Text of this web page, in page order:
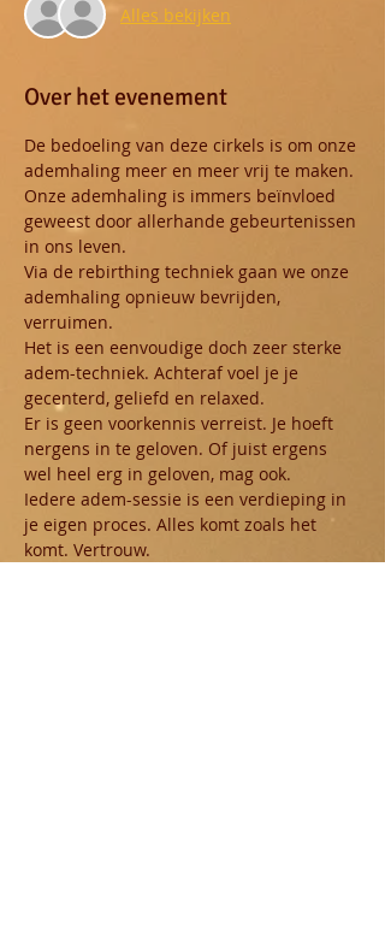
Alles bekijken
Over het evenement
De bedoeling van deze cirkels is om onze
ademhaling meer en meer vrij te maken.
Onze ademhaling is immers beïnvloed
geweest door allerhande gebeurtenissen
in ons leven.
Via de rebirthing techniek gaan we onze
ademhaling opnieuw bevrijden,
verruimen.
Het is een eenvoudige doch zeer sterke
adem-techniek. Achteraf voel je je
gecenterd, geliefd en relaxed.
Er is geen voorkennis verreist. Je hoeft
nergens in te geloven. Of juist ergens
wel heel erg in geloven, mag ook.
Iedere adem-sessie is een verdieping in
je eigen proces. Alles komt zoals het
komt. Vertrouw.